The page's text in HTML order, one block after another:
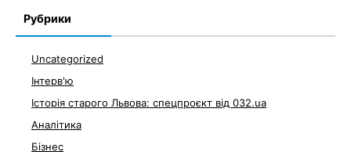
Рубрики
Uncategorized
Інтерв'ю
Історія старого Львова: спецпроєкт від 032.ua
Аналітика
Бізнес